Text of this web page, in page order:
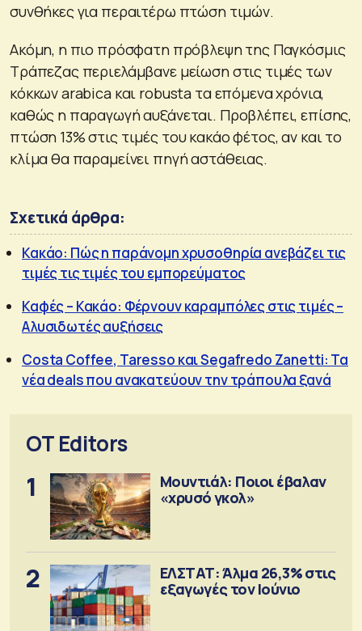
συνθήκες για περαιτέρω πτώση τιμών.
Ακόμη, η πιο πρόσφατη πρόβλεψη της Παγκόσμις
Τράπεζας περιελάμβανε μείωση στις τιμές των
κόκκων arabica και robusta τα επόμενα χρόνια,
καθώς η παραγωγή αυξάνεται. Προβλέπει, επίσης,
πτώση 13% στις τιμές του κακάο φέτος, αν και το
κλίμα θα παραμείνει πηγή αστάθειας.
Σχετικά άρθρα:
Κακάο: Πώς η παράνομη χρυσοθηρία ανεβάζει τις
τιμές τις τιμές του εμπορεύματος
Καφές – Κακάο: Φέρνουν καραμπόλες στις τιμές –
Αλυσιδωτές αυξήσεις
Costa Coffee, Taresso και Segafredo Zanetti: Τα
νέα deals που ανακατεύουν την τράπουλα ξανά
OT Editors
1
Μουντιάλ: Ποιοι έβαλαν
«χρυσό γκολ»
2
ΕΛΣΤΑΤ: Άλμα 26,3% στις
εξαγωγές τον Ιούνιο